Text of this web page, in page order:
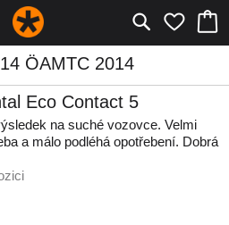
ÖAMTC 2014
Eco Contact 5
na suché vozovce. Velmi
a málo podléhá opotřebení. Dobrá